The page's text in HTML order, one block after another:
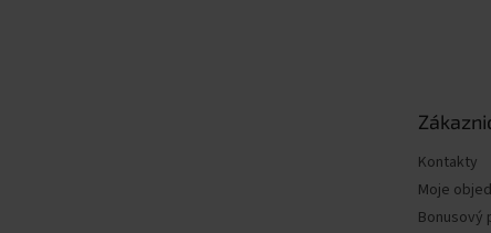
Kontakty
Moje
Bonusový